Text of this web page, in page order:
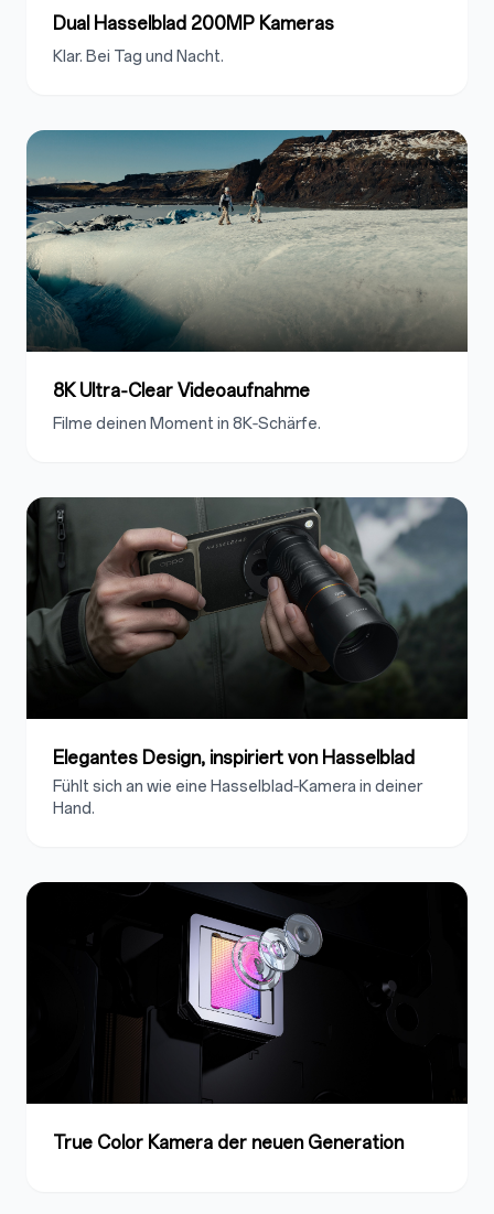
Dual Hasselblad 200MP Kameras
Klar. Bei Tag und Nacht.
8K Ultra‑Clear Videoaufnahme
Filme deinen Moment in 8K‑Schärfe.
Elegantes Design, inspiriert von Hasselblad
Fühlt sich an wie eine Hasselblad‑Kamera in deiner
Hand.
True Color Kamera der neuen Generation